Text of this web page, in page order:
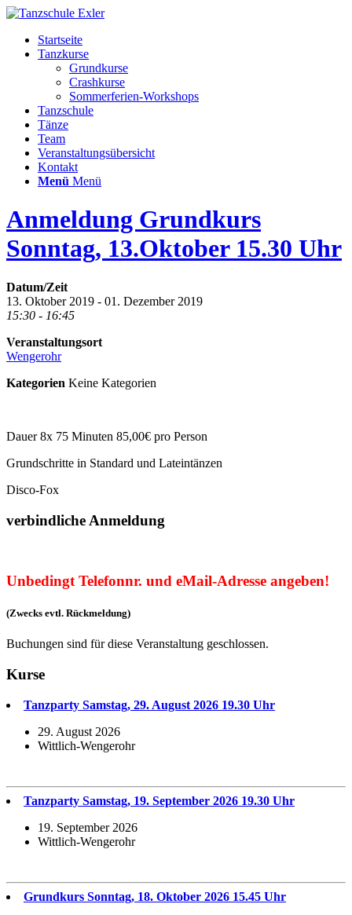
Startseite
Tanzkurse
Grundkurse
Crashkurse
Sommerferien-Workshops
Tanzschule
Tänze
Team
Veranstaltungsübersicht
Kontakt
Menü Menü
Anmeldung Grundkurs
Sonntag, 13.Oktober 15.30 Uhr
Datum/Zeit
13. Oktober 2019 - 01. Dezember 2019
15:30 - 16:45
Veranstaltungsort
Wengerohr
Kategorien Keine Kategorien
Dauer 8x 75 Minuten 85,00€ pro Person
Grundschritte in Standard und Lateintänzen
Disco-Fox
verbindliche Anmeldung
Unbedingt Telefonnr. und eMail-Adresse angeben!
(Zwecks evtl. Rückmeldung)
Buchungen sind für diese Veranstaltung geschlossen.
Kurse
Tanzparty Samstag, 29. August 2026 19.30 Uhr
29. August 2026
Wittlich-Wengerohr
Tanzparty Samstag, 19. September 2026 19.30 Uhr
19. September 2026
Wittlich-Wengerohr
Grundkurs Sonntag, 18. Oktober 2026 15.45 Uhr